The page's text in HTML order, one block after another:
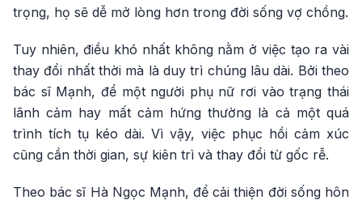
trọng, họ sẽ dễ mở lòng hơn trong đời sống vợ chồng.
Tuy nhiên, điều khó nhất không nằm ở việc tạo ra vài
thay đổi nhất thời mà là duy trì chúng lâu dài. Bởi theo
bác sĩ Mạnh, để một người phụ nữ rơi vào trạng thái
lãnh cảm hay mất cảm hứng thường là cả một quá
trình tích tụ kéo dài. Vì vậy, việc phục hồi cảm xúc
cũng cần thời gian, sự kiên trì và thay đổi từ gốc rễ.
Theo bác sĩ Hà Ngọc Mạnh, để cải thiện đời sống hôn